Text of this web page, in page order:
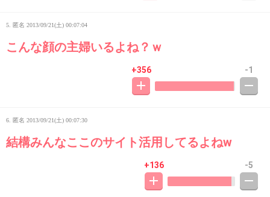
5. 匿名 2013/09/21(土) 00:07:04
こんな顔の主婦いるよね？ｗ
+356 -1
6. 匿名 2013/09/21(土) 00:07:30
結構みんなここのサイト活用してるよねw
+136 -5